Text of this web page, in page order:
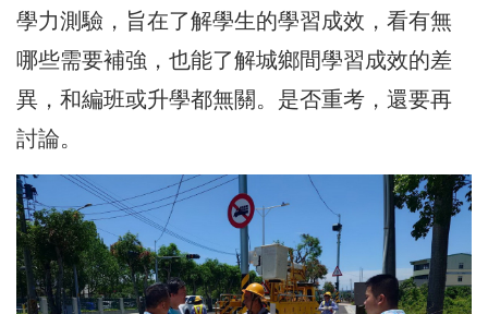
學力測驗，旨在了解學生的學習成效，看有無
哪些需要補強，也能了解城鄉間學習成效的差
異，和編班或升學都無關。是否重考，還要再
討論。